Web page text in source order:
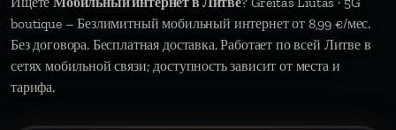
boutique – Безлимитный мобильный интернет от 8,99 €/мес.
Без договора. Бесплатная доставка. Работает по всей Литве в
сетях мобильной связи; доступность зависит от места и
тарифа.